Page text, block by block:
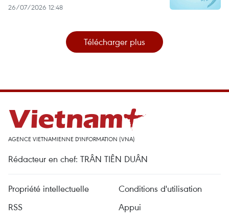
26/07/2026 12:48
Télécharger plus
AGENCE VIETNAMIENNE D'INFORMATION (VNA)
Rédacteur en chef: TRÂN TIÊN DUÂN
Propriété intellectuelle
Conditions d'utilisation
RSS
Appui